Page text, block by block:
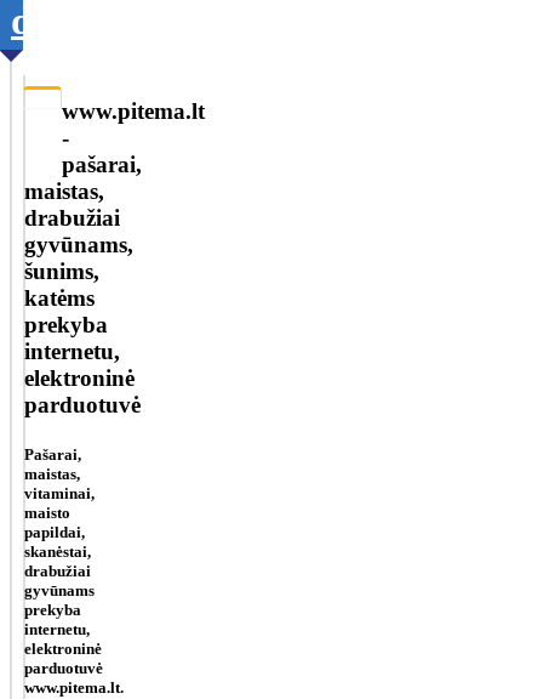
duomenis
www.pitema.lt
-
pašarai,
maistas,
drabužiai
gyvūnams,
šunims,
katėms
prekyba
internetu,
elektroninė
parduotuvė
Pašarai,
maistas,
vitaminai,
maisto
papildai,
skanėstai,
drabužiai
gyvūnams
prekyba
internetu,
elektroninė
parduotuvė
www.pitema.lt.